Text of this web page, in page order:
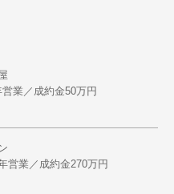
業／成約金50万円
営業／成約金270万円